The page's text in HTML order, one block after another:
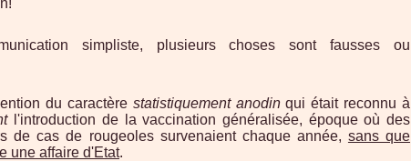
simpliste, plusieurs choses sont fausses ou
du caractère statistiquement anodinqui était reconnu à
l'introduction de la vaccination généralisée, époque où des
de cas de rougeoles survenaient chaque année, sans que
une affaire d'Etat.